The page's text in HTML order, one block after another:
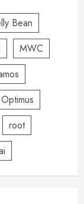
Bean
MWC
Optimus
root